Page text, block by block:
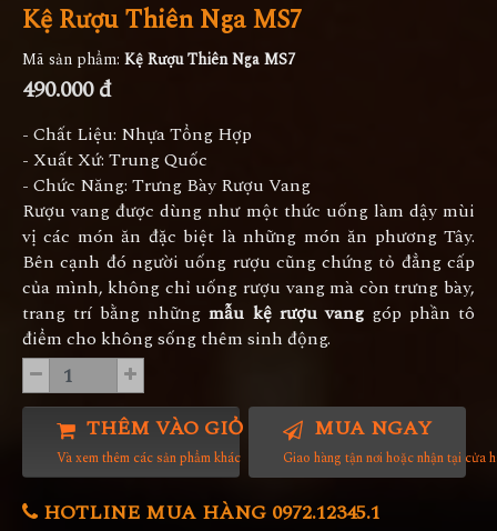
Kệ Rượu Thiên Nga MS7
Mã sản phẩm: Kệ Rượu Thiên Nga MS7
490.000 đ
- Chất Liệu: Nhựa Tổng Hợp
- Xuất Xứ: Trung Quốc
- Chức Năng: Trưng Bày Rượu Vang
Rượu vang được dùng như một thức uống làm dậy mùi
vị các món ăn đặc biệt là những món ăn phương Tây.
Bên cạnh đó người uống rượu cũng chứng tỏ đẳng cấp
của mình, không chỉ uống rượu vang mà còn trưng bày,
trang trí bằng nhữngmẫu kệ rượu vanggóp phần tô
điểm cho không sống thêm sinh động.
THÊM VÀO GIỎ HÀNG
Và xem thêm các sản phẩm khác
MUA NGAY
Giao hàng tận nơi hoặc nhận tại cửa
HOTLINE MUA HÀNG 0972.12345.1